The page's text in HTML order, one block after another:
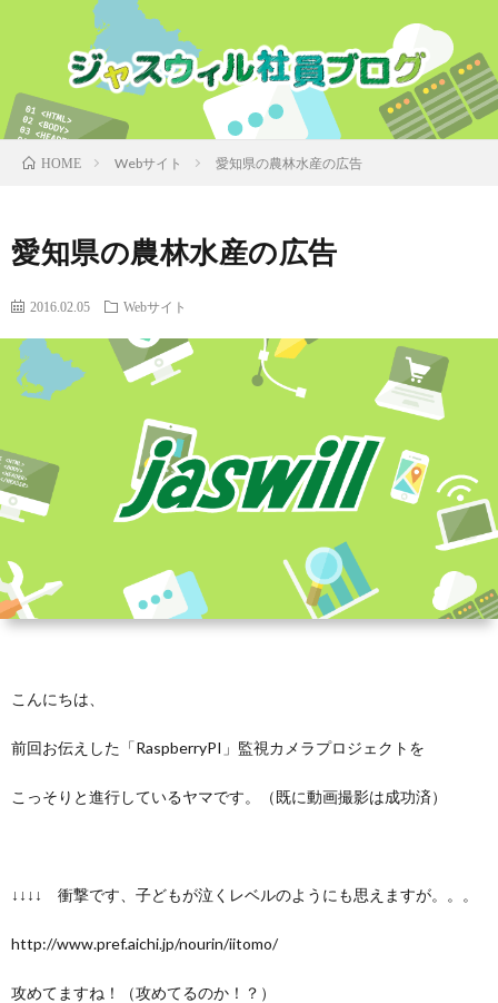
HOME Webサイト 愛知県の農林水産の広告
愛知県の農林水産の広告
2016.02.05 Webサイト
こんにちは、
前回お伝えした「RaspberryPI」監視カメラプロジェクトを
こっそりと進行しているヤマです。（既に動画撮影は成功済）
↓↓↓↓ 衝撃です、子どもが泣くレベルのようにも思えますが。。。
http://www.pref.aichi.jp/nourin/iitomo/
攻めてますね！（攻めてるのか！？）